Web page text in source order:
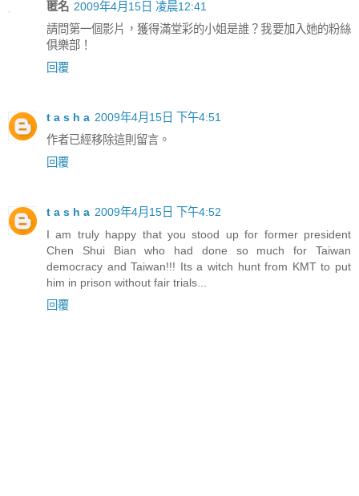
匿名 2009年4月15日 凌晨12:41
請問第一個影片，獲得滿堂彩的小姐是誰？我要加入她的粉絲
俱樂部！
回覆
t a s h a 2009年4月15日 下午4:51
作者已經移除這則留言。
回覆
t a s h a 2009年4月15日 下午4:52
I am truly happy that you stood up for former president
Chen Shui Bian who had done so much for Taiwan
democracy and Taiwan!!! Its a witch hunt from KMT to put
him in prison without fair trials...
回覆